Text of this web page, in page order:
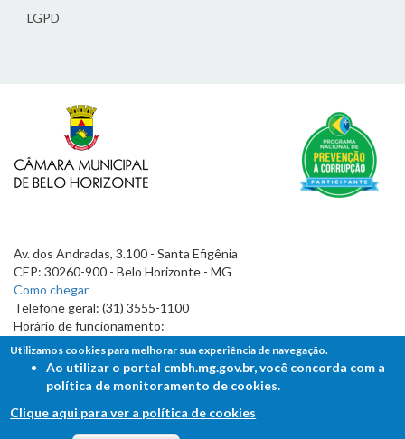
LGPD
Av. dos Andradas, 3.100 - Santa Efigênia
CEP: 30260-900 - Belo Horizonte - MG
Como chegar
Telefone geral: (31) 3555-1100
Horário de funcionamento:
7h às 19h
FALE COM A CÂMARA
Utilizamos cookies para melhorar sua experiência de navegação.
Ao utilizar o portal cmbh.mg.gov.br, você concorda com a
política de monitoramento de cookies.
Clique aqui para ver a política de cookies